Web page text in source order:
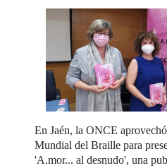
En Jaén, la ONCE
Mundial del Braille para
'A.mor... al desnudo', una